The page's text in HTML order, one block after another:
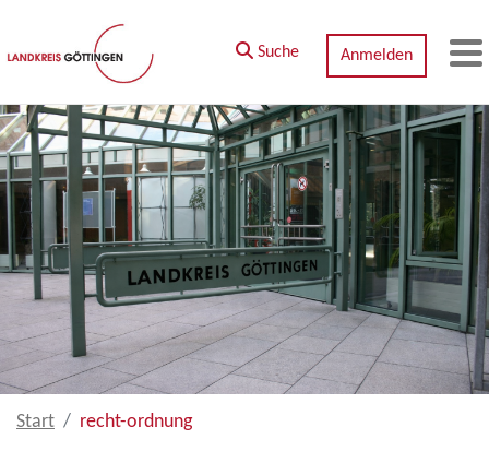
Zum Hauptinhalt springen
Suche
Anmelden
Start recht-ordnung